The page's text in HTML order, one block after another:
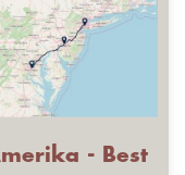
- Best